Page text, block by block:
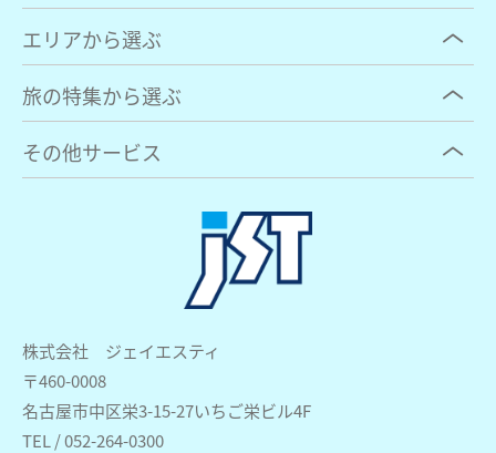
株式会社 ジェイエスティ
〒460-0008
名古屋市中区栄3-15-27いちご栄ビル4F
TEL / 052-264-0300
エリアから選ぶ
旅の特集から選ぶ
その他サービス